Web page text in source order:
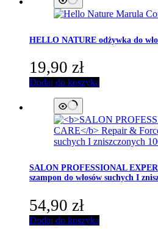
HELLO NATURE odżywka do
19,90 zł
Dodaj do koszyka
SALON PROFESSIONAL
szampon do włosów suchych I
54,90 zł
Dodaj do koszyka